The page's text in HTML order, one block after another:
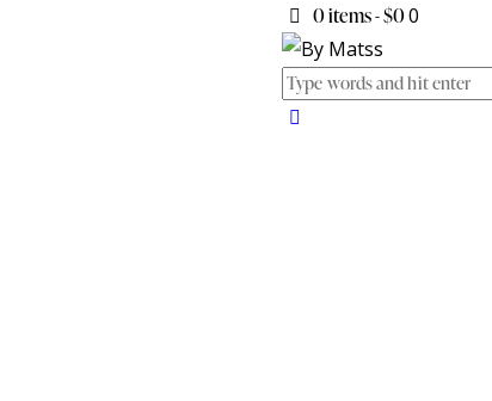
0 items-$00